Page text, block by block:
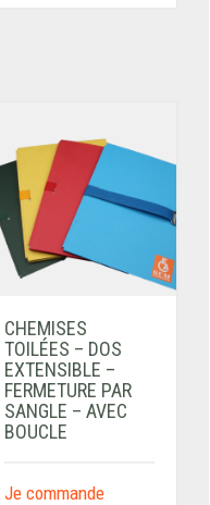
CHEMISES
TOILÉES – DOS
EXTENSIBLE –
FERMETURE PAR
SANGLE – AVEC
BOUCLE
Je commande